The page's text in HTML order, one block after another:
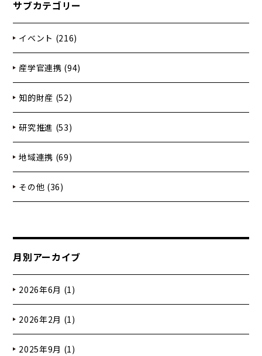
サブカテゴリー
イベント (216)
産学官連携 (94)
知的財産 (52)
研究推進 (53)
地域連携 (69)
その他 (36)
月別アーカイブ
2026年6月 (1)
2026年2月 (1)
2025年9月 (1)